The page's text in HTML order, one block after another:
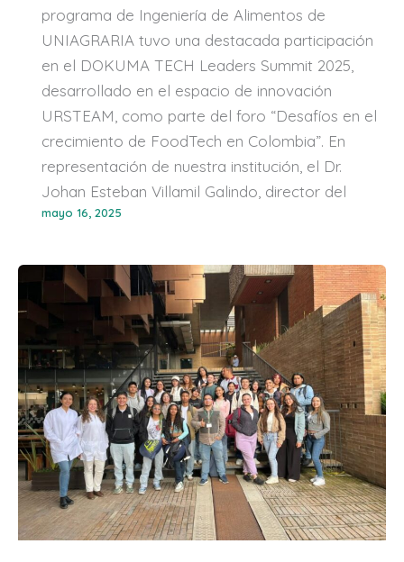
programa de Ingeniería de Alimentos de
UNIAGRARIA tuvo una destacada participación
en el DOKUMA TECH Leaders Summit 2025,
desarrollado en el espacio de innovación
URSTEAM, como parte del foro “Desafíos en el
crecimiento de FoodTech en Colombia”. En
representación de nuestra institución, el Dr.
Johan Esteban Villamil Galindo, director del
mayo 16, 2025